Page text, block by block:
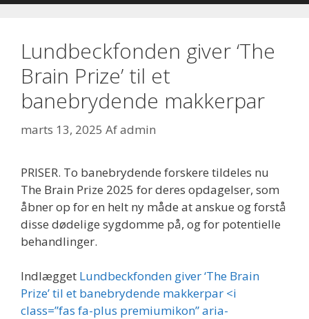
Lundbeckfonden giver ‘The
Brain Prize’ til et
banebrydende makkerpar
marts 13, 2025 Afadmin
PRISER. To banebrydende forskere tildeles nu
The Brain Prize 2025 for deres opdagelser, som
åbner op for en helt ny måde at anskue og forstå
disse dødelige sygdomme på, og for potentielle
behandlinger.
Indlægget Lundbeckfonden giver ‘The Brain
Prize’ til et banebrydende makkerpar <i
class=”fas fa-plus premiumikon” aria-